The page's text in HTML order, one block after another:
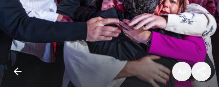
Klein
Standaard
Groot